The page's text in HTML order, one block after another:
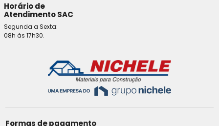
Horário de
Atendimento SAC
Segunda a Sexta:
08h às 17h30.
Formas de pagamento